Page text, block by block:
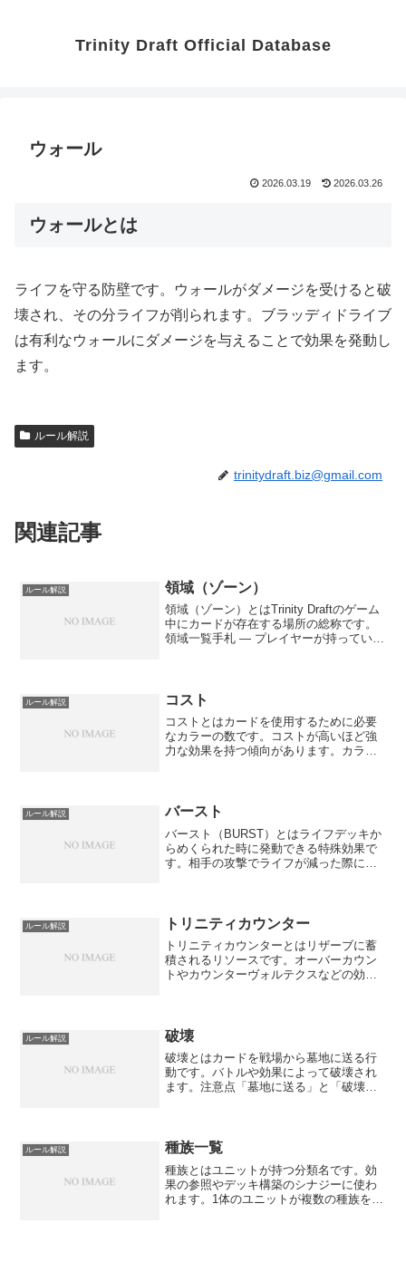
Trinity Draft Official Database
ウォール
2026.03.19 2026.03.26
ウォールとは
ライフを守る防壁です。ウォールがダメージを受けると破
壊され、その分ライフが削られます。ブラッディドライブ
は有利なウォールにダメージを与えることで効果を発動し
ます。
ルール解説
trinitydraft.biz@gmail.com
関連記事
ルール解説 領域（ゾーン）
領域（ゾーン）とはTrinity Draftのゲーム
中にカードが存在する場所の総称です。
領域一覧手札 — プレイヤーが持っている
ルール解説 コスト
コストとはカードを使用するために必要
なカラーの数です。コストが高いほど強
力な効果を持つ傾向があります。カラー
カードが必要です。シャド...
ルール解説 バースト
バースト（BURST）とはライフデッキか
らめくられた時に発動できる特殊効果で
す。相手の攻撃でライフが減った際に、
ルール解説 トリニティカウンター
トリニティカウンターとはリザーブに蓄
積されるリソースです。オーバーカウン
トやカウンターヴォルテクスなどの効果
カウンターヴォ...
ルール解説 破壊
破壊とはカードを戦場から墓地に送る行
動です。バトルや効果によって破壊され
ます。注意点「墓地に送る」と「破壊」
ん。
ルール解説 種族一覧
種族とはユニットが持つ分類名です。効
果の参照やデッキ構築のシナジーに使わ
れます。1体のユニットが複数の種族を持